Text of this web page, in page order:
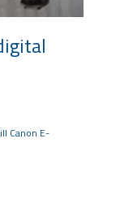
Canon E-